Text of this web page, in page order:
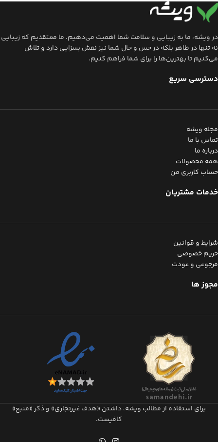
در ویشه، ما به زیبایی و سلامت شما اهمیت می‌دهیم. ما معتقدیم که زیبایی
نه تنها در ظاهر بلکه در حس و حال شما نیز نقش بسزایی دارد و تلاش
می‌کنیم تا بهترین‌ها را برای شما فراهم کنیم.
دسترسی سریع
مجله ویشه
تماس با ما
درباره ما
همه محصولات
حساب کاربری من
خدمات مشتریان
شرایط و قوانین
حریم خصوصی
مرجوعی و عودت
مجوز ها
برای استفاده از مطالب ویشه، داشتن «هدف غیرتجاری» و ذکر «منبع»
کافیست.​